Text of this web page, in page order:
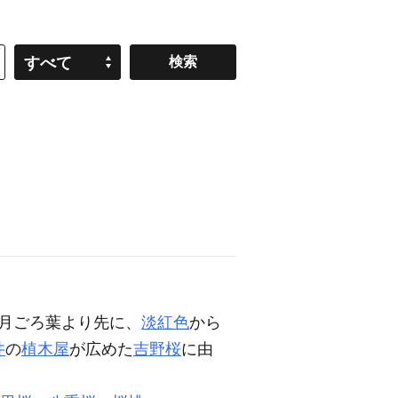
すべて
ごろ葉より先に、 淡紅色から
の植木屋が広めた吉野桜に由